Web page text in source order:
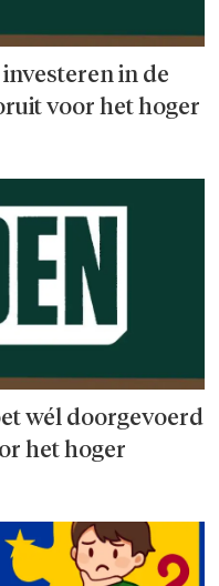
in de
voor het hoger
wél door­­gevoerd
het hoger